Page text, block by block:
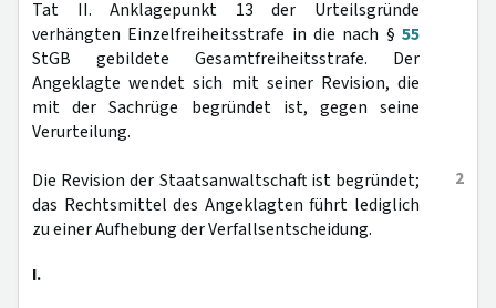
Tat II. Anklagepunkt 13 der Urteilsgründe
verhängten Einzelfreiheitsstrafe in die nach § 55
StGB gebildete Gesamtfreiheitsstrafe. Der
Angeklagte wendet sich mit seiner Revision, die
mit der Sachrüge begründet ist, gegen seine
Verurteilung.
2
Die Revision der Staatsanwaltschaft ist begründet;
das Rechtsmittel des Angeklagten führt lediglich
zu einer Aufhebung der Verfallsentscheidung.
I.